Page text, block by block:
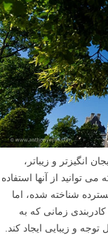
و زیباتر،
توانید از آنها استفاده
شناخته شده، اما
زمانی که به
و زیبایی ایجاد کند.